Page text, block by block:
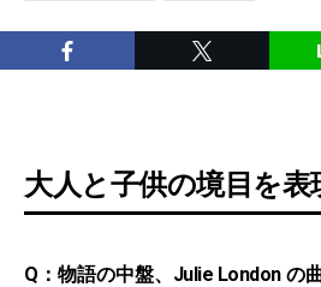
大人と子供の境目を表
Q：物語の中盤、Julie London の